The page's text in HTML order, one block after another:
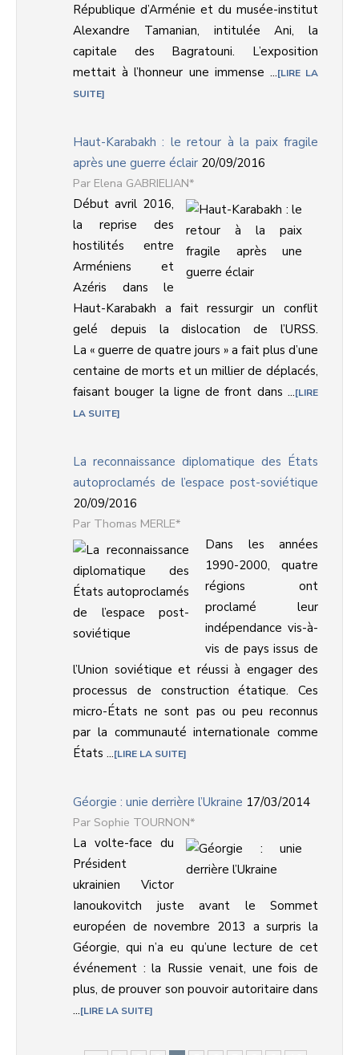
République d’Arménie et du musée-institut
Alexandre Tamanian, intitulée Ani, la
capitale des Bagratouni. L’exposition
mettait à l’honneur une immense ... LIRE LA
SUITE
Haut-Karabakh : le retour à la paix fragile
après une guerre éclair 20/09/2016
Elena GABRIELIAN*
Début avril 2016,
la reprise des
hostilités entre
Arméniens et
Azéris dans le
Haut-Karabakh a fait ressurgir un conflit
gelé depuis la dislocation de l’URSS.
La « guerre de quatre jours » a fait plus d’une
centaine de morts et un millier de déplacés,
faisant bouger la ligne de front dans ... LIRE
LA SUITE
La reconnaissance diplomatique des États
autoproclamés de l’espace post-soviétique
20/09/2016
Thomas MERLE*
Dans les années
1990-2000, quatre
régions ont
proclamé leur
indépendance vis-à-
vis de pays issus de
l’Union soviétique et réussi à engager des
processus de construction étatique. Ces
micro-États ne sont pas ou peu reconnus
par la communauté internationale comme
États ... LIRE LA SUITE
Géorgie : unie derrière l’Ukraine 17/03/2014
Sophie TOURNON*
La volte-face du
Président
ukrainien Victor
Ianoukovitch juste avant le Sommet
européen de novembre 2013 a surpris la
Géorgie, qui n’a eu qu’une lecture de cet
événement : la Russie venait, une fois de
plus, de prouver son pouvoir autoritaire dans
... LIRE LA SUITE